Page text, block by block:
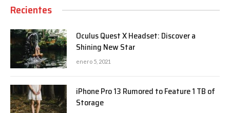
Recientes
Oculus Quest X Headset: Discover a
Shining New Star
enero 5, 2021
iPhone Pro 13 Rumored to Feature 1 TB of
Storage